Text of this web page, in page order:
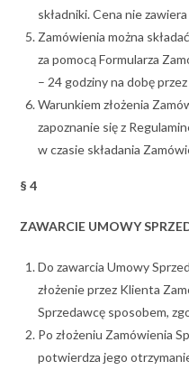
składniki. Cena nie
Zamówienia można
za pomocą Formularza
– 24 godziny na dobę przez
Warunkiem złożenia
zapoznanie się z
w czasie składania
§ 4
ZAWARCIE UMOWY
Do zawarcia Umowy
złożenie przez Klienta
Sprzedawcę sposobem,
Po złożeniu Zamówienia
potwierdza jego